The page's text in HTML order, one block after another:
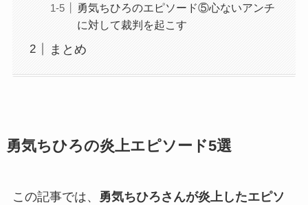
勇気ちひろのエピソード⑤心ないアンチ
に対して裁判を起こす
まとめ
勇気ちひろの炎上エピソード5選
この記事では、
勇気ちひろさんが炎上したエピソ